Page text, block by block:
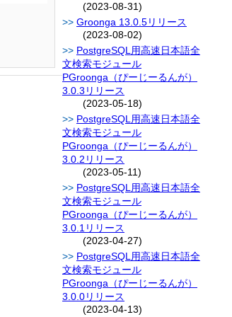
(2023-08-31)
Groonga 13.0.5リリース
(2023-08-02)
PostgreSQL用高速日本語全
文検索モジュール
PGroonga（ぴーじーるんが）
3.0.3リリース
(2023-05-18)
PostgreSQL用高速日本語全
文検索モジュール
PGroonga（ぴーじーるんが）
3.0.2リリース
(2023-05-11)
PostgreSQL用高速日本語全
文検索モジュール
PGroonga（ぴーじーるんが）
3.0.1リリース
(2023-04-27)
PostgreSQL用高速日本語全
文検索モジュール
PGroonga（ぴーじーるんが）
3.0.0リリース
(2023-04-13)